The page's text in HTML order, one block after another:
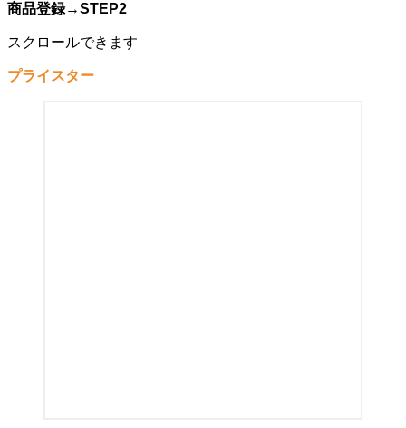
商品登録→STEP2
スクロールできます
プライスター